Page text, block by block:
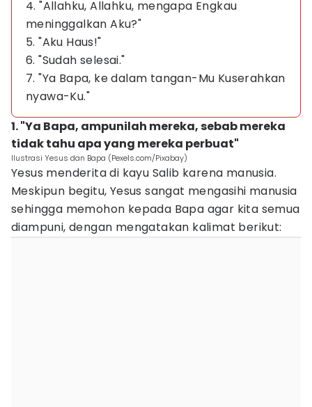
4. "Allahku, Allahku, mengapa Engkau
meninggalkan Aku?"
5. "Aku Haus!"
6. "Sudah selesai."
7. "Ya Bapa, ke dalam tangan-Mu Kuserahkan
nyawa-Ku."
1. "Ya Bapa, ampunilah mereka, sebab mereka
tidak tahu apa yang mereka perbuat"
Ilustrasi Yesus dan Bapa (Pexels.com/Pixabay)
Yesus menderita di kayu Salib karena manusia.
Meskipun begitu, Yesus sangat mengasihi manusia
sehingga memohon kepada Bapa agar kita semua
diampuni, dengan mengatakan kalimat berikut: